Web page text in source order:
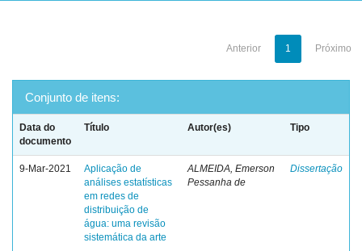
Anterior 1 Próximo
Conjunto de itens:
Data do
documento
Título Autor(es) Tipo
9-Mar-2021
Aplicação de
análises estatísticas
em redes de
distribuição de
água: uma revisão
sistemática da arte
ALMEIDA, Emerson
Pessanha de
Dissertação